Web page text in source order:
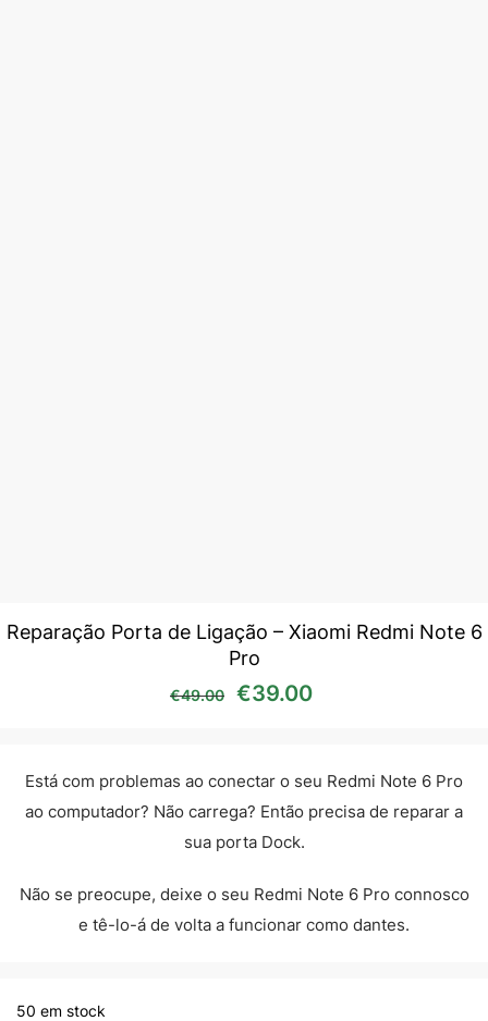
Reparação Porta de Ligação – Xiaomi Redmi Note 6
Pro
€49.00 O preço original era:
€39.00
Está com problemas ao conectar o seu Redmi Note 6 Pro
ao computador? Não carrega? Então precisa de reparar a
sua porta Dock.
Não se preocupe, deixe o seu Redmi Note 6 Pro connosco
e tê-lo-á de volta a funcionar como dantes.
50 em stock